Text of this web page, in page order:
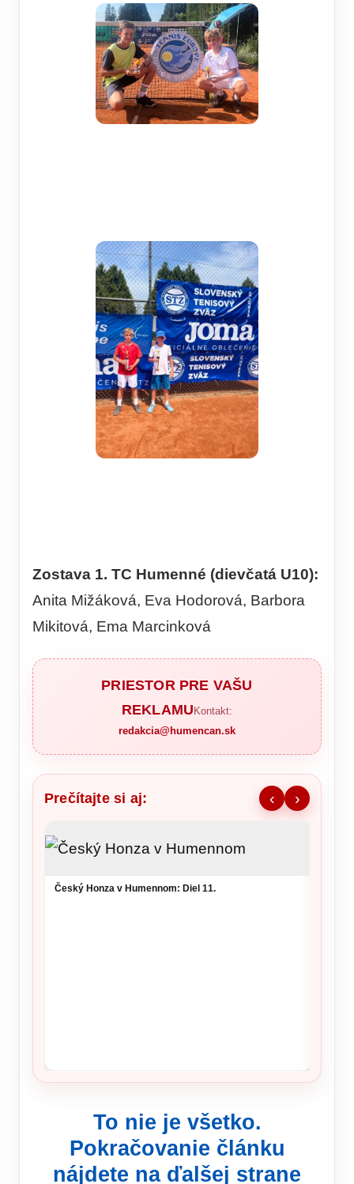
Zostava 1. TC Humenné (dievčatá U10):
Anita Mižáková, Eva Hodorová, Barbora
Mikitová, Ema Marcinková
PRIESTOR PRE VAŠU
REKLAMU Kontakt:
redakcia@humencan.sk
Prečítajte si aj: ‹ ›
Český Honza v Humennom: Diel 11.
To nie je všetko.
Pokračovanie článku
nájdete na ďalšej strane